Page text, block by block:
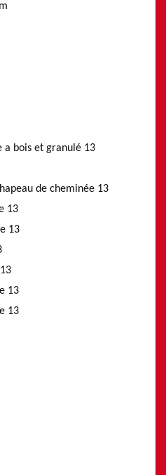
a bois et granulé 13
de cheminée 13
13
13
13
13